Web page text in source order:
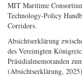
MIT Maritime
Technology-Policy
Corridors.
Absichtserklärung
des Vereinigten
Präsidialmemoranden
(Absichtserklärung, 2025)